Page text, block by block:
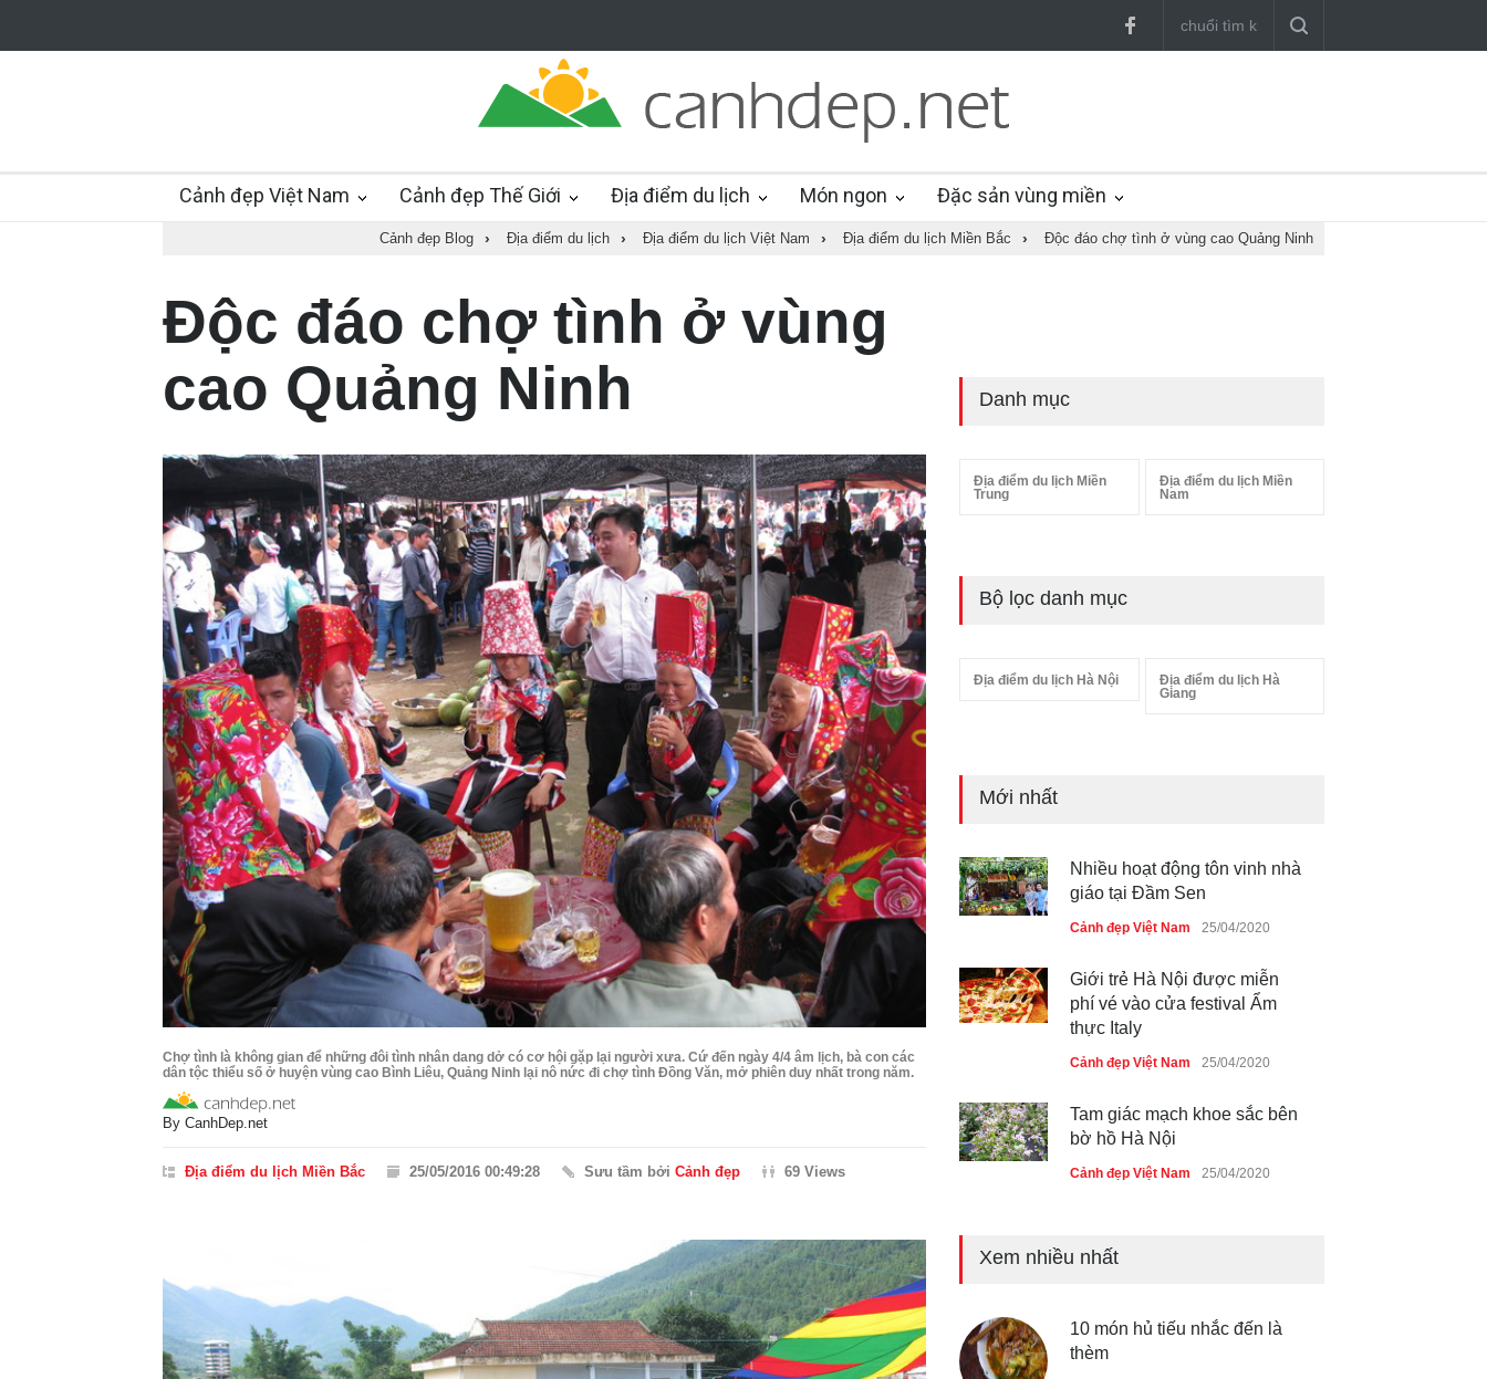
Cảnh đẹp Việt Nam Cảnh đẹp Thế Giới Địa điểm du lịch Món ngon Đặc sản vùng miền
Cảnh đẹp Blog › Địa điểm du lịch › Địa điểm du lịch Việt Nam › Địa điểm du lịch Miền Bắc › Độc đáo chợ tình ở vùng cao Quảng Ninh
Độc đáo chợ tình ở vùng
cao Quảng Ninh
Chợ tình là không gian để những đôi tình nhân dang dở có cơ hội gặp lại người xưa. Cứ đến ngày 4/4 âm lịch, bà con các
dân tộc thiểu số ở huyện vùng cao Bình Liêu, Quảng Ninh lại nô nức đi chợ tình Đồng Văn, mở phiên duy nhất trong năm.
By CanhDep.net
Địa điểm du lịch Miền Bắc 25/05/2016 00:49:28 Sưu tầm bởi Cảnh đẹp 69 Views
Danh mục
Địa điểm du lịch Miền
Trung
Địa điểm du lịch Miền
Nam
Bộ lọc danh mục
Địa điểm du lịch Hà Nội
Địa điểm du lịch Hà
Giang
Mới nhất
giáo tại Đầm Sen
Cảnh đẹp Việt Nam
phí vé vào cửa festival Ẩm
thực Italy
Cảnh đẹp Việt Nam
bờ hồ Hà Nội
Cảnh đẹp Việt Nam
Cảnh đẹp Việt Nam
dã ở Sài Gòn
Xem nhiều nhất
10 món hủ tiếu nhắc đến là
thèm